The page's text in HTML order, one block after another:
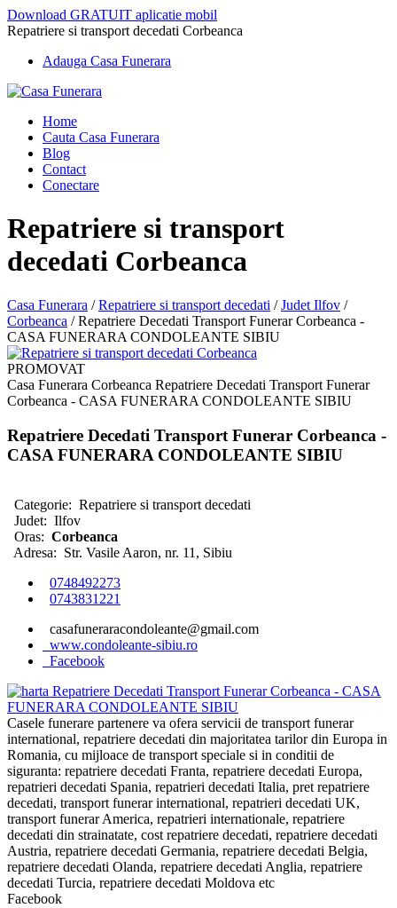
Download GRATUIT aplicatie mobil
Repatriere si transport decedati Corbeanca
Adauga Casa Funerara
Home
Cauta Casa Funerara
Blog
Contact
Conectare
Repatriere si transport
decedati Corbeanca
Casa Funerara /Repatriere si transport decedati /Judet Ilfov /
Corbeanca /Repatriere Decedati Transport Funerar Corbeanca -
CASA FUNERARA CONDOLEANTE SIBIU
PROMOVAT
Casa Funerara Corbeanca Repatriere Decedati Transport Funerar
Corbeanca - CASA FUNERARA CONDOLEANTE SIBIU
Repatriere Decedati Transport Funerar Corbeanca -
CASA FUNERARA CONDOLEANTE SIBIU
Categorie: Repatriere si transport decedati
Judet: Ilfov
Oras: Corbeanca
Adresa: Str. Vasile Aaron, nr. 11, Sibiu
0748492273
0743831221
casafuneraracondoleante@gmail.com
www.condoleante-sibiu.ro
Facebook
Casele funerare partenere va ofera servicii de transport funerar
international, repatriere decedati din majoritatea tarilor din Europa in
Romania, cu mijloace de transport speciale si in conditii de
siguranta: repatriere decedati Franta, repatriere decedati Europa,
repatrieri decedati Spania, repatrieri decedati Italia, pret repatriere
decedati, transport funerar international, repatrieri decedati UK,
transport funerar America, repatrieri internationale, repatriere
decedati din strainatate, cost repatriere decedati, repatriere decedati
Austria, repatriere decedati Germania, repatriere decedati Belgia,
repatriere decedati Olanda, repatriere decedati Anglia, repatriere
decedati Turcia, repatriere decedati Moldova etc
Facebook